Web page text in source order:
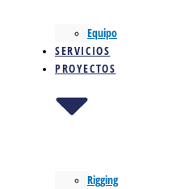
Equipo
SERVICIOS
PROYECTOS
Rigging